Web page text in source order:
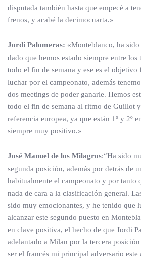
disputada también hasta que empecé a
frenos, y acabé la decimocuarta.»
Jordi Palomeras: «Monteblanco, ha
dado que hemos estado siempre entre los
todo el fin de semana y ese es el objetivo
luchar por el campeonato, además
dos meetings de poder ganarle. Hemos
todo el fin de semana al ritmo de Guillot
referencia europea, ya que están 1º y 2º
siempre muy positivo.»
José Manuel de los Milagros:“Ha sido
segunda posición, además por detrás de
habitualmente el campeonato y por tanto
nada de cara a la clasificación general.
sido muy emocionantes, y he tenido que
alcanzar este segundo puesto en
en clave positiva, el hecho de que Jordi
adelantado a Milan por la tercera
ser el francés mi principal adversario este